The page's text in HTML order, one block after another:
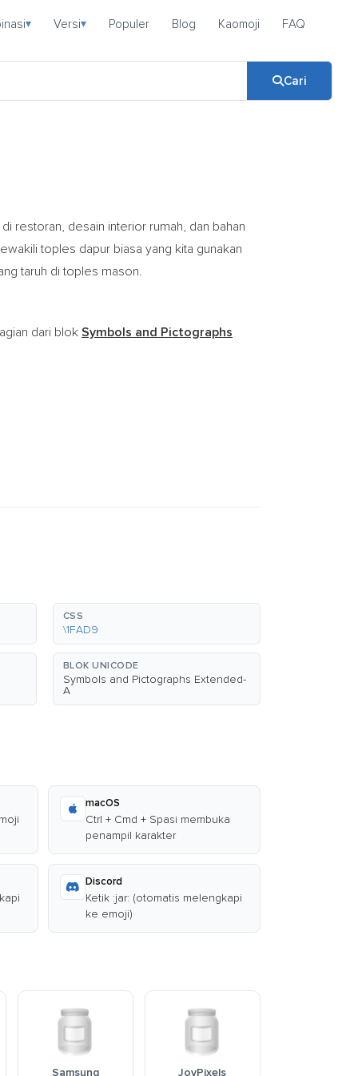
▾ Versi▾ Populer Blog Kaomoji FAQ
Cari
restoran, desain interior rumah, dan bahan
toples dapur biasa yang kita gunakan
taruh di toples mason.
dari blok Symbols and Pictographs
CSS
\1FAD9
BLOK UNICODE
Symbols and Pictographs Extended-
A
macOS
Ctrl + Cmd + Spasi membuka
penampil karakter
Discord
Ketik :jar: (otomatis melengkapi
ke emoji)
Samsung JoyPixels